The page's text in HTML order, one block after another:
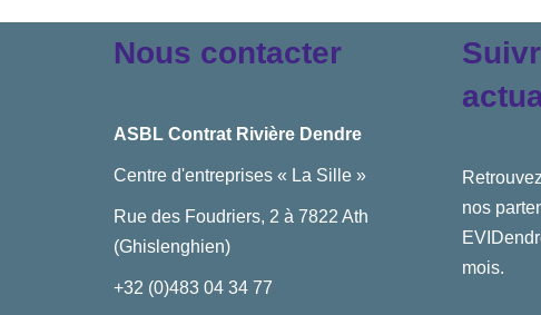
Nous contacter
ASBL Contrat Rivière Dendre
Centre d'entreprises « La Sille »
Rue des Foudriers, 2 à 7822 Ath
(Ghislenghien)
+32 (0)483 04 34 77
nos
mois.